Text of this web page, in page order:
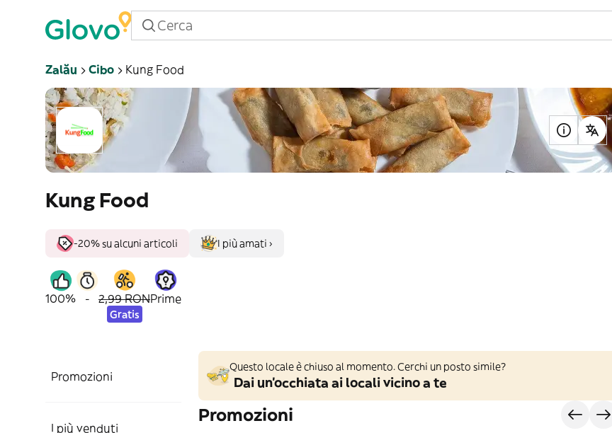
Zalău Cibo Kung Food
Kung Food
-20% su alcuni articoli I più amati ›
100% - 2,99 RON
Gratis
Prime
Promozioni
I più venduti
Questo locale è chiuso al momento. Cerchi un posto simile?
Dai un'occhiata ai locali vicino a te
Promozioni